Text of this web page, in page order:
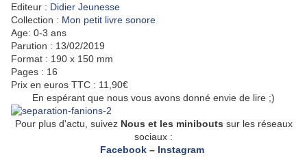
Editeur : Didier Jeunesse
Collection : Mon petit livre sonore
Age: 0-3 ans
Parution : 13/02/2019
Format : 190 x 150 mm
Pages : 16
Prix en euros TTC : 11,90€
En espérant que nous vous avons donné envie de lire ;)
Pour plus d'actu, suivez Nous et les minibouts sur les réseaux
sociaux :
Facebook – Instagram